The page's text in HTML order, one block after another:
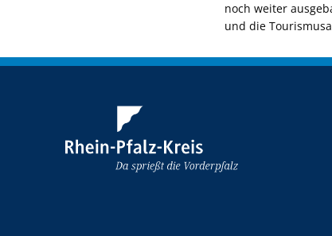
noch weiter
und die